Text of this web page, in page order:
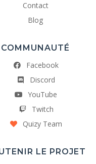
Contact
Blog
COMMUNAUTÉ
Facebook
Discord
YouTube
Twitch
Quizy Team
LE PROJET